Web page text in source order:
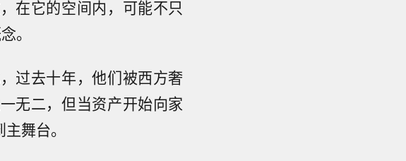
在它的空间内，可能不只
。
过去十年，他们被西方奢
无二，但当资产开始向家
舞台。